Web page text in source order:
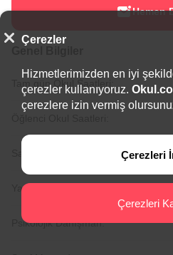
Hemen
Tam gün Okul Saatleri:
Yaş Aralığı:
Psikolojik Danışman:
Çerezler
Hizmetlerimizden en iyi
çerezler kullanıyoruz.
çerezlere izin vermiş
Çerezleri
Çerezleri